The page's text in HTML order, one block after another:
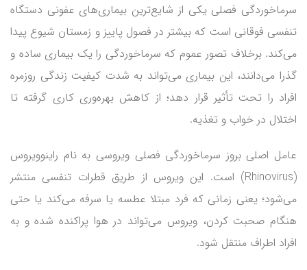
سرماخوردگی فصلی یکی از شایع‌ترین بیماری‌های عفونی دستگاه
تنفسی فوقانی است که بیشتر در فصول پاییز و زمستان شیوع پیدا
می‌کند. برخلاف تصور عموم که سرماخوردگی را یک بیماری ساده و
گذرا می‌دانند، این بیماری می‌تواند به شدت کیفیت زندگی روزمره
افراد را تحت تأثیر قرار دهد؛ از کاهش بهره‌وری کاری گرفته تا
اختلال در خواب و تغذیه.
عامل اصلی بروز سرماخوردگی فصلی ویروسی به نام راینوویروس
(Rhinovirus) است. این ویروس از طریق قطرات تنفسی منتشر
می‌شود؛ یعنی زمانی که فرد مبتلا عطسه یا سرفه می‌کند یا حتی
هنگام صحبت کردن، ویروس می‌تواند در هوا پراکنده شده و به
افراد اطراف منتقل شود.